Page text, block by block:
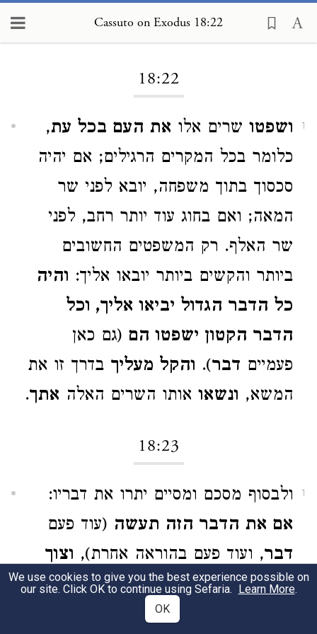
Cassuto on Exodus 18:22
18:22
1 ושפטו שרים אלו את העם בכל עת,
כלומר בכל המקרים הרגילים; אם יהיה
סכסוך בתוך משפחה, יובא לפני שר
המאה; ואם בחוג עוד יותר רחב, לפני
שר האלף. רק המשפטים החשובים
ביותר והקשים ביותר יובאו אליך: והיה
כל הדבר הגדול יביאו אליך, וכל
הדבר הקטון ישפטו הם (גם כאן
פעמיים דבר). והקל מעליך בדרך זו את
המשא, ונשאו אותו השרים האלה אתך.
18:23
1
ולבסוף מסכם ומסיים יתרו את דבריו:
אם את הדבר הזה תעשה (עוד פעם
דבר, ועוד פעם בהוראה אחרת),‏ וצוך
אלהים, כלומר ואם יסכים אלהיך לדבר
זה ויצווך להגשימו, אז
We use cookies to give you the best experience possible on
our site. Click OK to continue using Sefaria. Learn More.
OK